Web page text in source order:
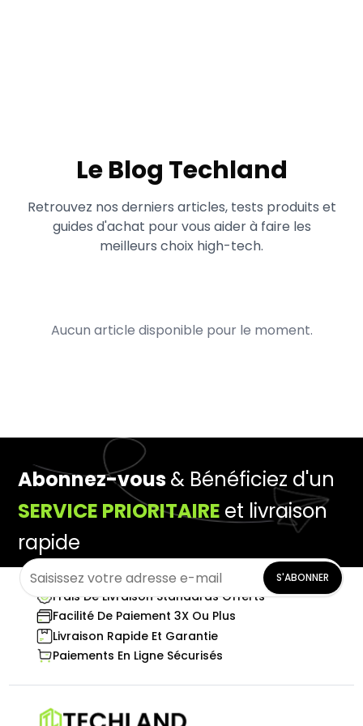
Le Blog Techland
Retrouvez nos derniers articles, tests produits et
guides d'achat pour vous aider à faire les
meilleurs choix high-tech.
Aucun article disponible pour le moment.
Abonnez-vous& Bénéficiez d'un
SERVICE PRIORITAIRE et livraison
rapide
S'ABONNER
Frais De Livraison Standards Offerts
Facilité De Paiement 3X Ou Plus
Livraison Rapide Et Garantie
Paiements En Ligne Sécurisés